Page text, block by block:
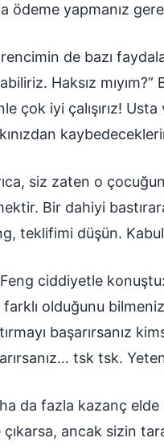
ödeme yapmanız
de bazı
Haksız
çok iyi çalışırız!
siz zaten o
Bir dahiyi
teklifimi düşün.
ciddiyetle
olduğunu
başarırsanız
tsk tsk.
da fazla kazanç
çıkarsa, ancak sizin